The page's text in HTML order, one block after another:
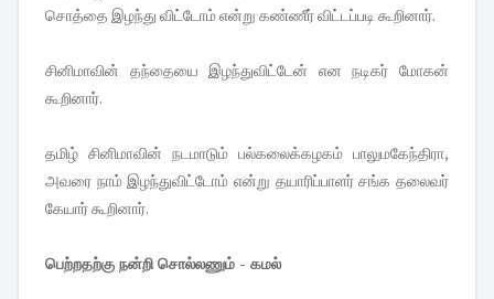
சொத்தை இழந்து விட்டோம் என்று கண்ணீர் விட்டப்படி கூறினார்.
சினிமாவின் தந்தையை இழந்துவிட்டேன் என நடிகர் மோகன்
கூறினார்.
தமிழ் சினிமாவின் நடமாடும் பல்கலைக்கழகம் பாலுமகேந்திரா,
அவரை நாம் இழந்துவிட்டோம் என்று தயாரிப்பாளர் சங்க தலைவர்
கேயார் கூறினார்.
பெற்றதற்கு நன்றி சொல்லணும் - கமல்